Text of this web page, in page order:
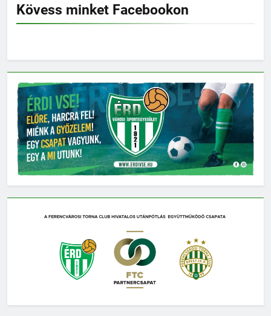
Kövess minket Facebookon